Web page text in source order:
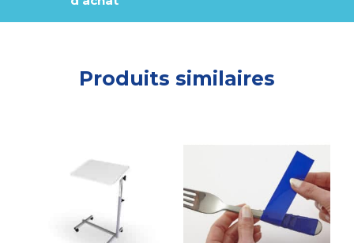
Produits similaires